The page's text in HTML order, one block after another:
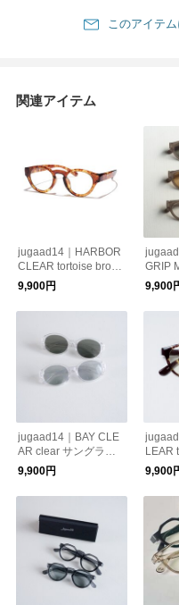
このアイテ
関連アイテム
jugaad14｜HARBOR
CLEAR tortoise brown
リーディンググラス
老眼鏡 べっ甲 日本製
鯖江 かけ心地 機能
ト 老眼鏡
9,900円
GRIP
ングラ
かけ
リー
9,900
jugaad14｜BAY CLE
AR clear サングラス
日本製 鯖江 かけ心
地 ストレスフリー
機能性レンズ 紫外線
9,900円
LEAR
ィング
鯖江
レス
ンズ
眼鏡
9,900